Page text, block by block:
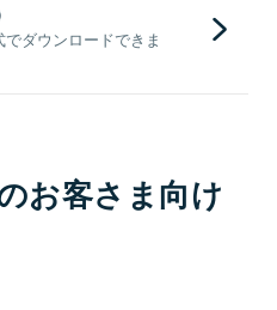
ダウンロードできま
お客さま向け